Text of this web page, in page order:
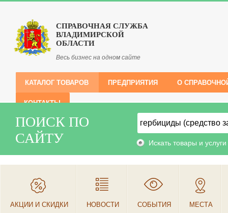
СПРАВОЧНАЯ СЛУЖБА
ВЛАДИМИРСКОЙ
ОБЛАСТИ
Весь бизнес на одном сайте
КАТАЛОГ ТОВАРОВ ПРЕДПРИЯТИЯ О
КОНТАКТЫ
ПОИСК ПО
САЙТУ
Искать товары и услуги
АКЦИИ И СКИДКИ НОВОСТИ СОБЫТИЯ МЕСТА